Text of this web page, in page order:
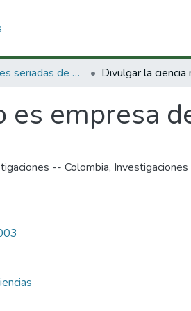
Publicaciones seriadas de Minciencias
es empresa
-- Colombia,